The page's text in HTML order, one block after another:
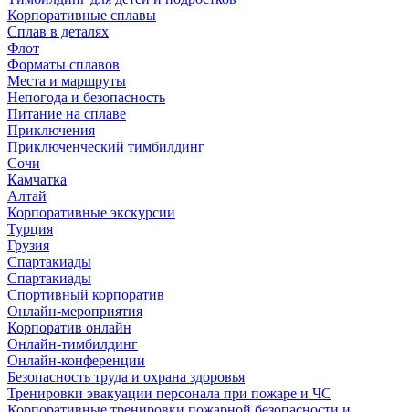
Корпоративные сплавы
Сплав в деталях
Флот
Форматы сплавов
Места и маршруты
Непогода и безопасность
Питание на сплаве
Приключения
Приключенческий тимбилдинг
Сочи
Камчатка
Алтай
Корпоративные экскурсии
Турция
Грузия
Спартакиады
Спартакиады
Спортивный корпоратив
Онлайн-мероприятия
Корпоратив онлайн
Онлайн-тимбилдинг
Онлайн-конференции
Безопасность труда и охрана здоровья
Тренировки эвакуации персонала при пожаре и ЧС